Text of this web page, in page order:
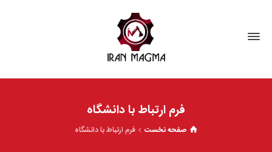
فرم ارتباط با دانشگاه
صفحه نخست فرم ارتباط با دانشگاه